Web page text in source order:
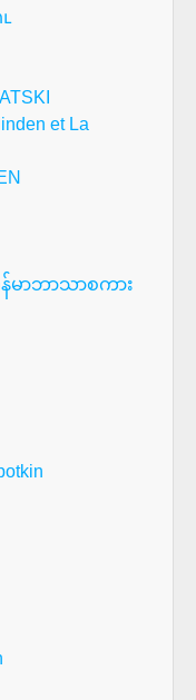
et La
ြန်မာဘာသာစကား